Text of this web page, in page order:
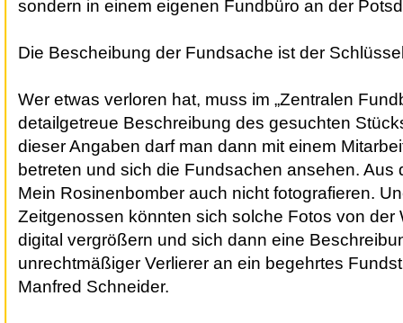
sondern in einem eigenen Fundbüro an der
Die Bescheibung der Fundsache ist der
Wer etwas verloren hat, muss im „Zentralen
detailgetreue Beschreibung des gesuchten
dieser Angaben darf man dann mit einem
betreten und sich die Fundsachen ansehen. Aus
Mein Rosinenbomber auch nicht fotografieren.
Zeitgenossen könnten sich solche Fotos von der
digital vergrößern und sich dann eine
unrechtmäßiger Verlierer an ein begehrtes
Manfred Schneider.